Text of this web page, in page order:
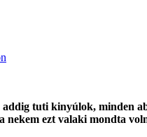
addig tuti kinyúlok, minden
ezt valaki mondta